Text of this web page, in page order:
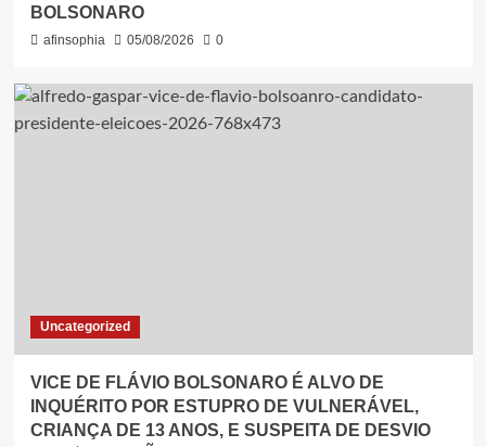
BOLSONARO
afinsophia 05/08/2026 0
Uncategorized
VICE DE FLÁVIO BOLSONARO É ALVO DE
INQUÉRITO POR ESTUPRO DE VULNERÁVEL,
CRIANÇA DE 13 ANOS, E SUSPEITA DE DESVIO